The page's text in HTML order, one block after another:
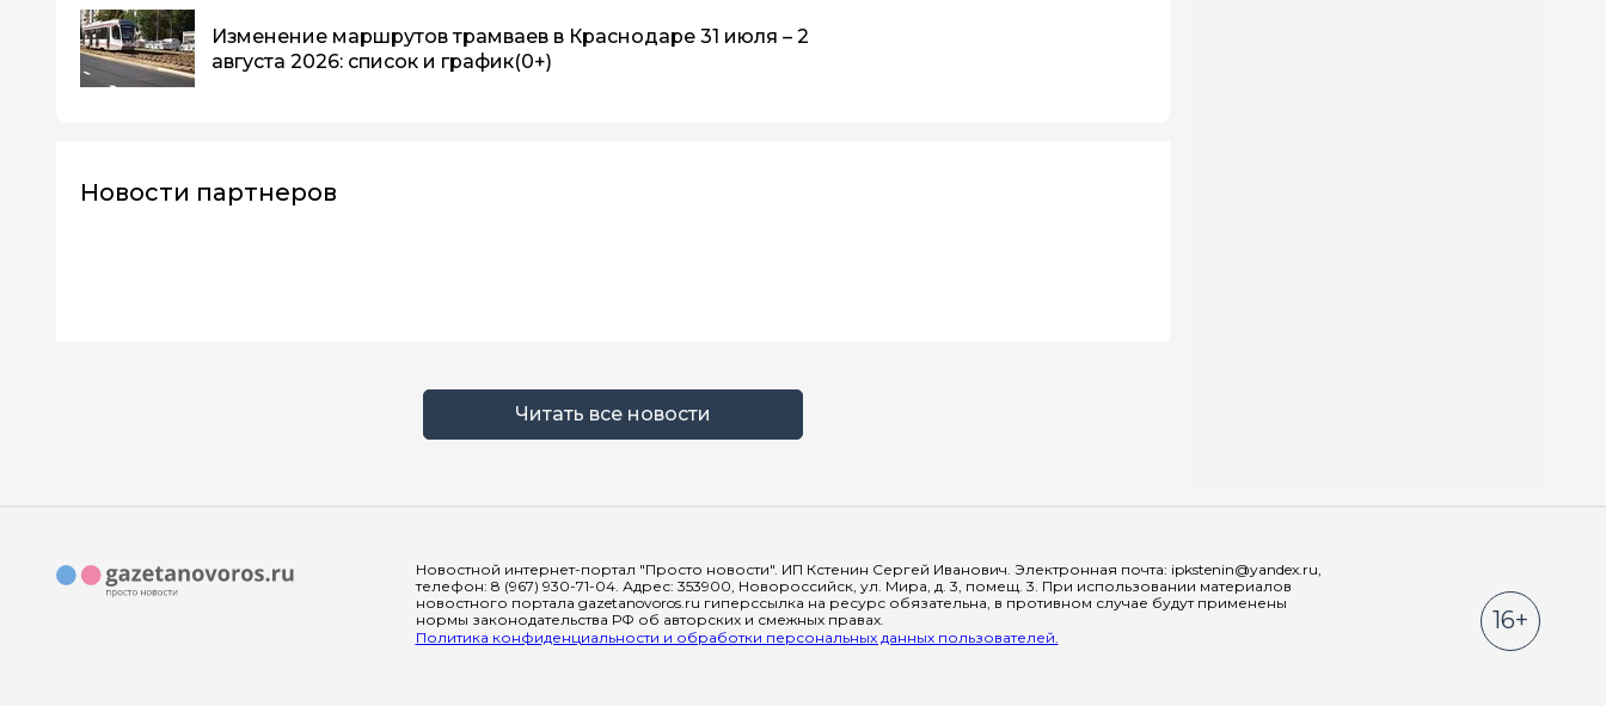
Изменение маршрутов трамваев в Краснодаре 31 июля – 2
августа 2026: список и график(0+)
Новости партнеров
Читать все новости
Новостной интернет-портал "Просто новости". ИП Кстенин Сергей Иванович. Электронная почта: ipkstenin@yandex.ru,
телефон: 8 (967) 930-71-04. Адрес: 353900, Новороссийск, ул. Мира, д. 3, помещ. 3. При использовании материалов
новостного портала gazetanovoros.ru гиперссылка на ресурс обязательна, в противном случае будут применены
нормы законодательства РФ об авторских и смежных правах.
Политика конфиденциальности и обработки персональных данных пользователей.
16+